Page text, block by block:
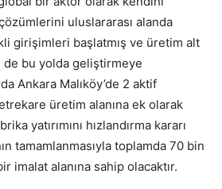
uluslararası alanda
girişimleri başlatmış ve üretim alt
de bu yolda geliştirmeye
Ankara Malıköy’de 2 aktif
üretim alanına ek olarak
yatırımını hızlandırma kararı
tamamlanmasıyla toplamda 70 bin
imalat alanına sahip olacaktır.